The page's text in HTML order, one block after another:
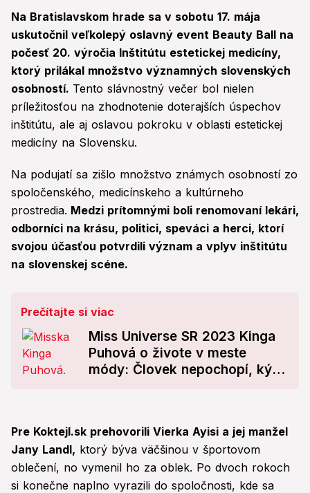
Na Bratislavskom hrade sa v sobotu 17. mája
uskutočnil veľkolepý oslavný event Beauty Ball na
počesť 20. výročia Inštitútu estetickej medicíny,
ktorý prilákal množstvo významných slovenských
osobností. Tento slávnostný večer bol nielen
príležitosťou na zhodnotenie doterajších úspechov
inštitútu, ale aj oslavou pokroku v oblasti estetickej
medicíny na Slovensku.
Na podujatí sa zišlo množstvo známych osobností zo
spoločenského, medicínskeho a kultúrneho
prostredia. Medzi prítomnými boli renomovaní lekári,
odborníci na krásu, politici, speváci a herci, ktorí
svojou účasťou potvrdili význam a vplyv inštitútu
na slovenskej scéne.
Prečítajte si viac
Miss Universe SR 2023 Kinga
Puhová o živote v meste
módy: Človek nepochopí, kým
Pre Koktejl.sk prehovorili Vierka Ayisi a jej manžel
Jany Landl, ktorý býva väčšinou v športovom
oblečení, no vymenil ho za oblek. Po dvoch rokoch
si konečne naplno vyrazili do spoločnosti, kde sa